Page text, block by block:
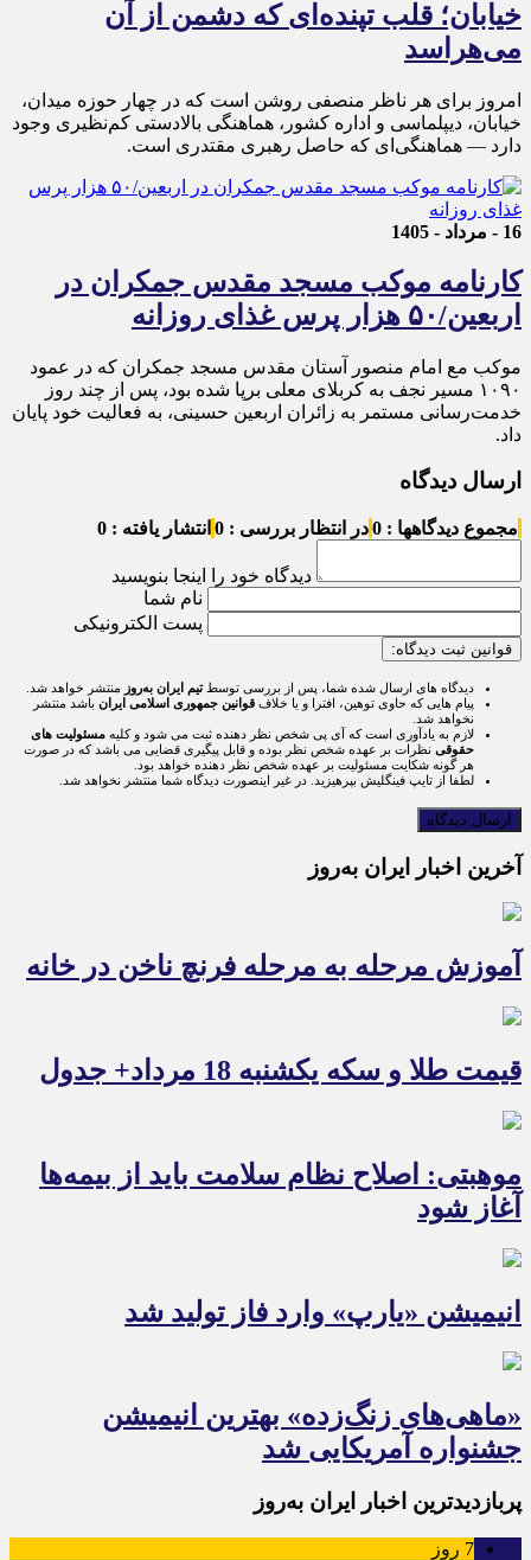
خیابان؛ قلب تپنده‌ای که دشمن از آن
می‌هراسد
امروز برای هر ناظر منصفی روشن است که در چهار حوزه میدان،
خیابان، دیپلماسی و اداره کشور، هماهنگی بالادستی کم‌نظیری وجود
دارد — هماهنگی‌ای که حاصل رهبری مقتدری است.
16 - مرداد - 1405
کارنامه موکب مسجد مقدس جمکران در
اربعین/۵۰ هزار پرس غذای روزانه
موکب مع امام منصور آستان مقدس مسجد جمکران که در عمود
۱۰۹۰ مسیر نجف به کربلای معلی برپا شده بود، پس از چند روز
خدمت‌رسانی مستمر به زائران اربعین حسینی، به فعالیت خود پایان
داد.
ارسال دیدگاه
مجموع دیدگاهها : 0 در انتظار بررسی : 0 انتشار یافته : 0
دیدگاه خود را اینجا بنویسید
نام شما
پست الکترونیکی
قوانین ثبت دیدگاه:
دیدگاه های ارسال شده شما، پس از بررسی توسطتیم ایران به‌روز منتشر خواهد شد.
پیام هایی که حاوی توهین، افترا و یا خلاف قوانین جمهوری اسلامی ایران باشد منتشر
نخواهد شد.
لازم به یادآوری است که آی پی شخص نظر دهنده ثبت می شود و کلیه مسئولیت های
حقوقی نظرات بر عهده شخص نظر بوده و قابل پیگیری قضایی می باشد که در صورت
هر گونه شکایت مسئولیت بر عهده شخص نظر دهنده خواهد بود.
لطفا از تایپ فینگلیش بپرهیزید. در غیر اینصورت دیدگاه شما منتشر نخواهد شد.
آخرین اخبار ایران به‌روز
آموزش مرحله به مرحله فرنچ ناخن در خانه
قیمت طلا و سکه یکشنبه 18 مرداد+ جدول
موهبتی: اصلاح نظام سلامت باید از بیمه‌ها
آغاز شود
انیمیشن «یارپ» وارد فاز تولید شد
«ماهی‌های زنگ‌زده» بهترین انیمیشن
جشنواره آمریکایی شد
پربازدیدترین اخبار ایران به‌روز
7 روز